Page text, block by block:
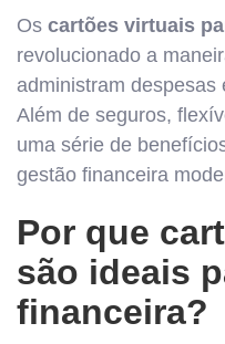
Os cartões virtuais
revolucionado a
administram despesas
Além de seguros,
uma série de
gestão financeira
Por que
são ideais
financeira?